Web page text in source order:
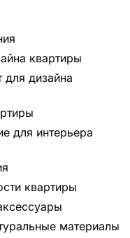
квартиры
дизайна
для интерьера
квартиры
материалы